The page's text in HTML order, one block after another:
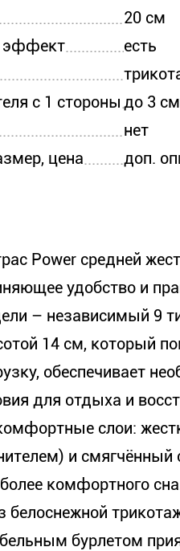
20 см
эффект
есть
с 1 стороны до 3 см
нет
цена
доп.
Power средней
удобство и
– независимый 9
14 см, который
обеспечивает
для отдыха и
слои:
и
комфортного
белоснежной
бурлетом